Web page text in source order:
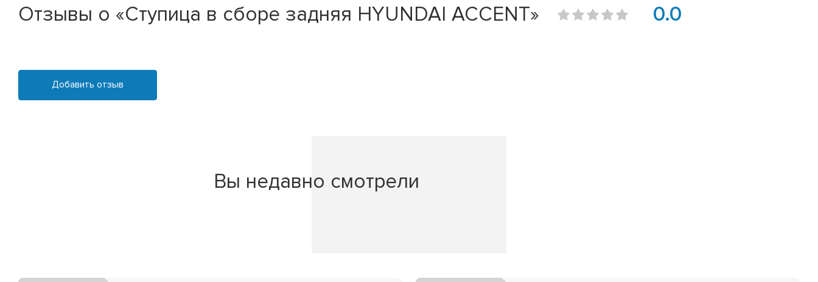
Отзывы о «Ступица в сборе задняя HYUNDAI ACCENT» 0.0
Добавить отзыв
Вы недавно смотрели